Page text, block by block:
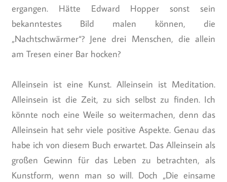
ergangen. Hätte Edward Hopper sonst sein
bekanntestes Bild malen können, die
„Nachtschwärmer“? Jene drei Menschen, die allein
am Tresen einer Bar hocken?
Alleinsein ist eine Kunst. Alleinsein ist Meditation.
Alleinsein ist die Zeit, zu sich selbst zu finden. Ich
könnte noch eine Weile so weitermachen, denn das
Alleinsein hat sehr viele positive Aspekte. Genau das
habe ich von diesem Buch erwartet. Das Alleinsein als
großen Gewinn für das Leben zu betrachten, als
Kunstform, wenn man so will. Doch „Die einsame